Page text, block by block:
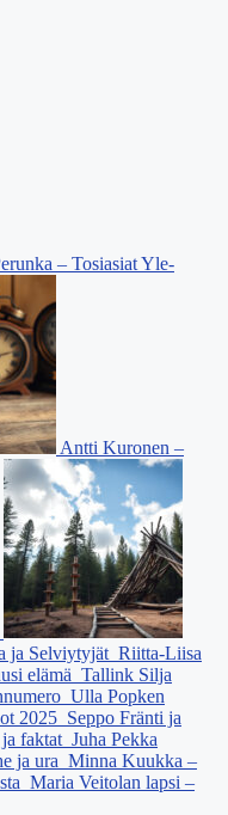
– Tosiasiat Yle-
Antti Kuronen –
ja Selviytyjät Riitta-Liisa
elämä Tallink Silja
Ulla Popken
2025 Seppo Fränti ja
faktat Juha Pekka
ja ura Minna Kuukka –
Maria Veitolan lapsi –